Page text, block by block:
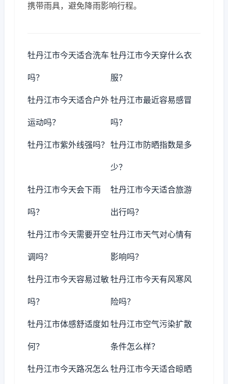
携带雨具，避免降雨影响行程。
牡丹江市今天适合洗车
吗？
牡丹江市今天穿什么衣
服？
牡丹江市今天适合户外
运动吗？
牡丹江市最近容易感冒
吗？
牡丹江市紫外线强吗？ 牡丹江市防晒指数是多
少？
牡丹江市今天会下雨
吗？
牡丹江市今天适合旅游
出行吗？
牡丹江市今天需要开空
调吗？
牡丹江市天气对心情有
影响吗？
牡丹江市今天容易过敏
吗？
牡丹江市今天有风寒风
险吗？
牡丹江市体感舒适度如
何？
牡丹江市空气污染扩散
条件怎么样？
牡丹江市今天路况怎么 牡丹江市今天适合晾晒